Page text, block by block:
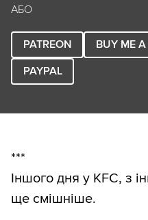
АБО
PATREON BUY ME
PAYPAL
***
Іншого дня у KFC, з
ще смішніше.